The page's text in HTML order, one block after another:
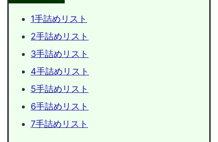
1手詰めリスト
2手詰めリスト
3手詰めリスト
4手詰めリスト
5手詰めリスト
6手詰めリスト
7手詰めリスト